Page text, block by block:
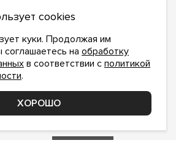
НА НОВОСТИ:
конфиденциальностиознакомлен и
cookies
куки. Продолжая им
соглашаетесь на обработку
в соответствии с политикой
.
ХОРОШО